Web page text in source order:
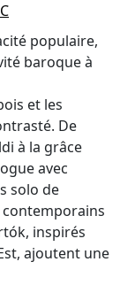
populaire,
baroque à
et les
De
à la grâce
avec
solo de
inspirés
ajoutent une